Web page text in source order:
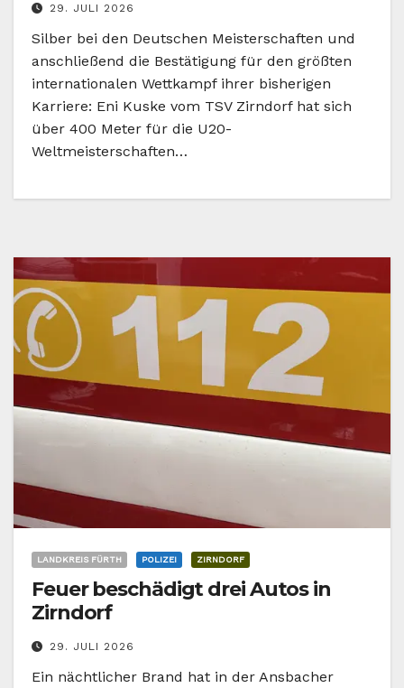
29. JULI 2026
Silber bei den Deutschen Meisterschaften und
anschließend die Bestätigung für den größten
internationalen Wettkampf ihrer bisherigen
Karriere: Eni Kuske vom TSV Zirndorf hat sich
über 400 Meter für die U20-
Weltmeisterschaften…
LANDKREIS FÜRTH POLIZEI ZIRNDORF
Feuer beschädigt drei Autos in
Zirndorf
29. JULI 2026
Ein nächtlicher Brand hat in der Ansbacher